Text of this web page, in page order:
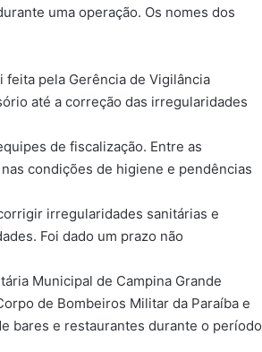
uma operação. Os nomes dos
feita pela Gerência de Vigilância
até a correção das irregularidades
de fiscalização. Entre as
condições de higiene e pendências
irregularidades sanitárias e
Foi dado um prazo não
Municipal de Campina Grande
de Bombeiros Militar da Paraíba e
bares e restaurantes durante o período